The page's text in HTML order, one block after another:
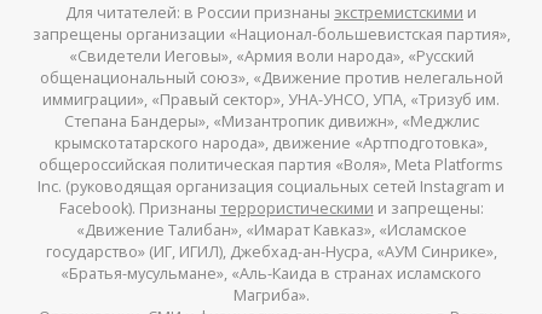
Для читателей: в России признаны экстремистскими и
запрещены организации «Национал-большевистская партия»,
«Свидетели Иеговы», «Армия воли народа», «Русский
общенациональный союз», «Движение против нелегальной
иммиграции», «Правый сектор», УНА-УНСО, УПА, «Тризуб им.
Степана Бандеры», «Мизантропик дивижн», «Меджлис
крымскотатарского народа», движение «Артподготовка»,
общероссийская политическая партия «Воля», Meta Platforms
Inc. (руководящая организация социальных сетей Instagram и
Facebook). Признаны террористическими и запрещены:
«Движение Талибан», «Имарат Кавказ», «Исламское
государство» (ИГ, ИГИЛ), Джебхад-ан-Нусра, «АУМ Синрике»,
«Братья-мусульмане», «Аль-Каида в странах исламского
Магриба».